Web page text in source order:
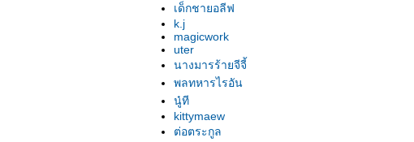
เด็กชายอลีฟ
k.j
magicwork
uter
นางมารร้ายจีจี้
พลทหารไรอัน
นู๋ที
kittymaew
ต่อตระกูล